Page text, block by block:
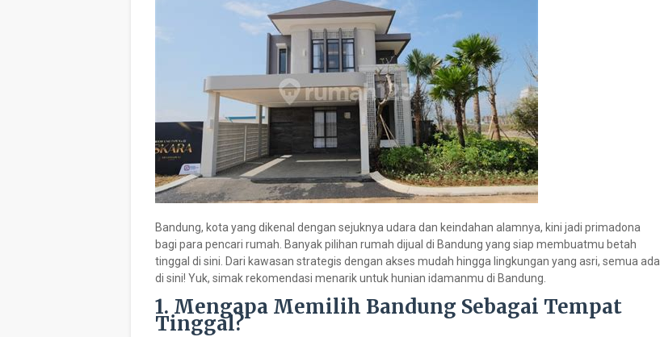
Bandung, kota yang dikenal dengan sejuknya udara dan keindahan alamnya, kini jadi primadona
bagi para pencari rumah. Banyak pilihan rumah dijual di Bandung yang siap membuatmu betah
tinggal di sini. Dari kawasan strategis dengan akses mudah hingga lingkungan yang asri, semua ada
di sini! Yuk, simak rekomendasi menarik untuk hunian idamanmu di Bandung.
1. Mengapa Memilih Bandung Sebagai Tempat
Tinggal?